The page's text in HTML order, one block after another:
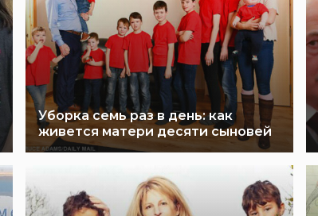
Уборка семь раз в день: как
живется матери десяти сыновей